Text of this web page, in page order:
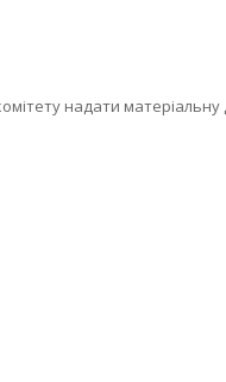
надати